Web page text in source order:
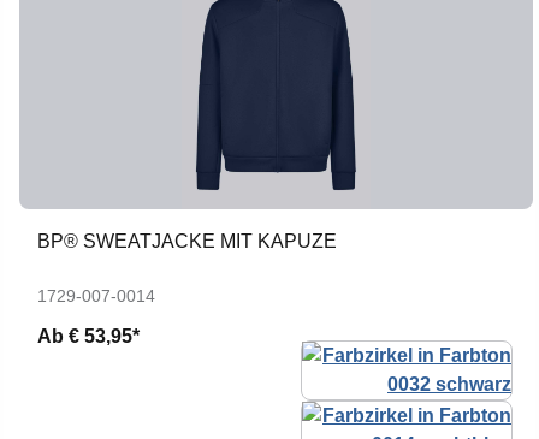
BP® SWEATJACKE MIT KAPUZE
1729-007-0014
Ab € 53,95*